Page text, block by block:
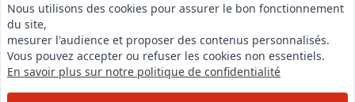
Nous utilisons des cookies pour assurer le bon fonctionnement
du site,
mesurer l'audience et proposer des contenus personnalisés.
Vous pouvez accepter ou refuser les cookies non essentiels.
En savoir plus sur notre politique de confidentialité
LinkedIn
Instagram
Facebook